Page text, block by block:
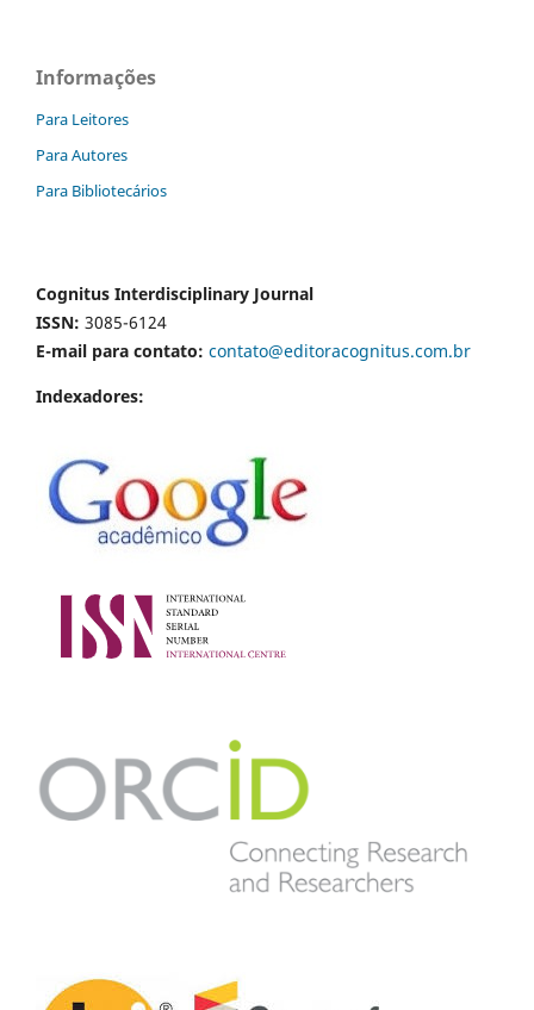
Informações
Para Leitores
Para Autores
Para Bibliotecários
Cognitus Interdisciplinary Journal
ISSN: 3085-6124
E-mail para contato: contato@editoracognitus.com.br
Indexadores: